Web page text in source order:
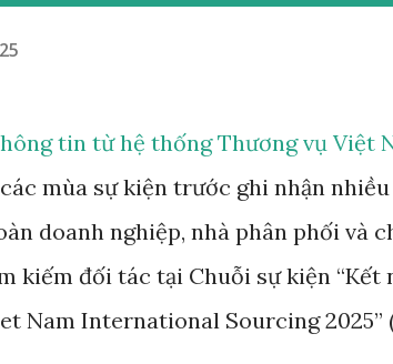
hông tin từ hệ thống Thương vụ Việt
các mùa sự kiện trước ghi nhận
doanh nghiệp, nhà phân phối và
kiếm đối tác tại Chuỗi sự kiện “Kết
Nam International Sourcing 2025”